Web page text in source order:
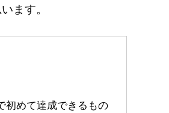
ます。
初めて達成できるもの